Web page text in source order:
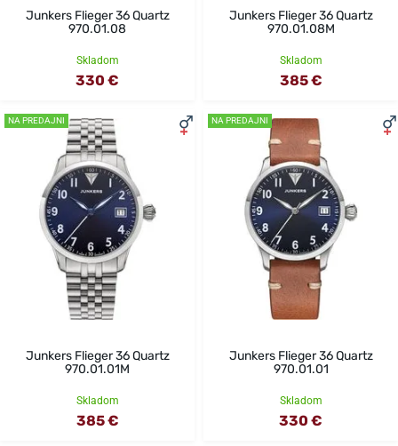
Junkers Flieger 36 Quartz
970.01.08
Skladom
330 €
Junkers Flieger 36 Quartz
970.01.08M
Skladom
385 €
NA PREDAJNI
Junkers Flieger 36 Quartz
970.01.01M
Skladom
385 €
NA PREDAJNI
Junkers Flieger 36 Quartz
970.01.01
Skladom
330 €